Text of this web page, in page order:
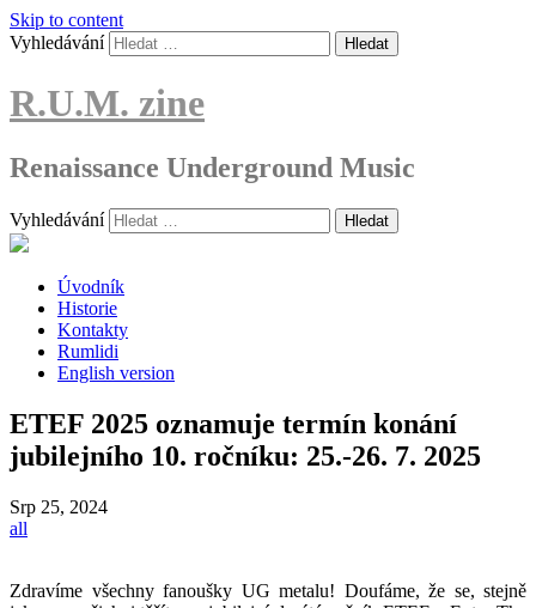
Skip to content
Vyhledávání
R.U.M. zine
Renaissance Underground Music
Vyhledávání
Úvodník
Historie
Kontakty
Rumlidi
English version
ETEF 2025 oznamuje termín konání
jubilejního 10. ročníku: 25.-26. 7. 2025
Srp 25, 2024
all
Zdravíme všechny fanoušky UG metalu! Doufáme, že se, stejně